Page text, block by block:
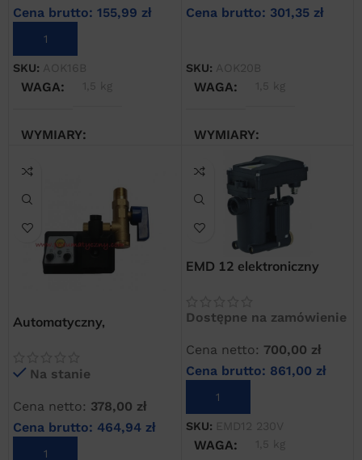
Cena brutto: 155,99 zł
DODAJ DO KOSZYKA
SKU: AOK16B
WAGA 1,5 kg
WYMIARY
20 × 20 × 20 cm
Cena brutto: 301,35 zł
SKU: AOK20B
WAGA 1,5 kg
WYMIARY
20 × 20 × 20 cm
Automatyczny,
Na stanie
Cena netto: 378,00 zł
Cena brutto: 464,94 zł
DODAJ DO KOSZYKA
EMD 12 elektroniczny
Dostępne na zamówienie
Cena netto: 700,00 zł
Cena brutto: 861,00 zł
DODAJ DO KOSZYKA
SKU: EMD12 230V
WAGA 1,5 kg